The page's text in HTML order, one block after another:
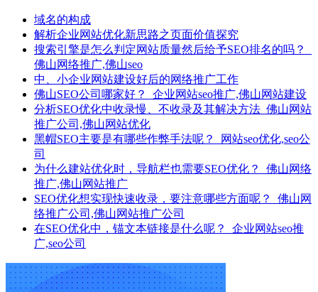
域名的构成
解析企业网站优化新思路之页面价值探究
搜索引擎是怎么判定网站质量然后给予SEO排名的吗？_
佛山网络推广,佛山seo
中、小企业网站建设好后的网络推广工作
佛山SEO公司哪家好？_企业网站seo推广,佛山网站建设
分析SEO优化中收录慢、不收录及其解决方法_佛山网站
推广公司,佛山网站优化
黑帽SEO主要是有哪些作弊手法呢？_网站seo优化,seo公
司
为什么建站优化时，导航栏也需要SEO优化？_佛山网络
推广,佛山网站推广
SEO优化想实现快速收录，要注意哪些方面呢？_佛山网
络推广公司,佛山网站推广公司
在SEO优化中，锚文本链接是什么呢？_企业网站seo推
广,seo公司